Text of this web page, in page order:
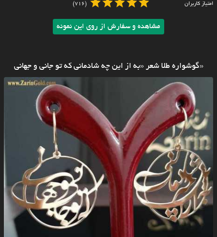
امتیاز کاربران (716)
مشاهده و سفارش از روی این نمونه
«گوشواره طلا شعر «به از این چه شادمانی که تو جانی و جهانی